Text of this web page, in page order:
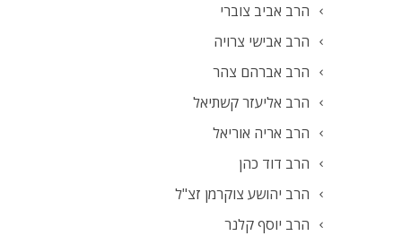
הרב אביב צוברי
הרב אבישי צרויה
הרב אברהם צהר
הרב אליעזר קשתיאל
הרב אריה אוריאל
הרב דוד כהן
הרב יהושע צוקרמן זצ"ל
הרב יוסף קלנר